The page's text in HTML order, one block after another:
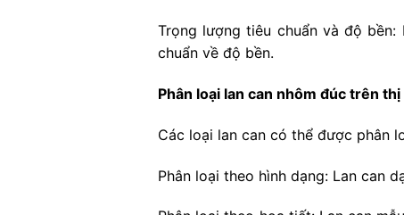
Trọng lượng tiêu chuẩn và độ
chuẩn về độ bền.
Phân loại lan can nhôm đúc trên
Các loại lan can có thể được phân
Phân loại theo hình dạng: Lan can